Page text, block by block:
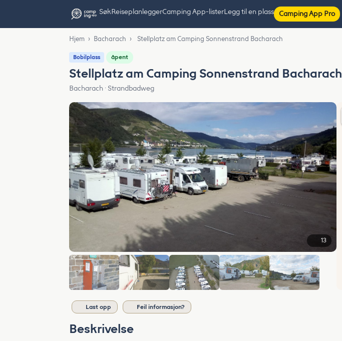
SøkReiseplanleggerCamping App-listerLegg til en plass Camping App Pro
Hjem › Bacharach › Stellplatz am Camping Sonnenstrand Bacharach
Bobilplass åpent
Stellplatz am Camping Sonnenstrand Bacharach
Bacharach · Strandbadweg
13
Last opp Feil informasjon?
Beskrivelse